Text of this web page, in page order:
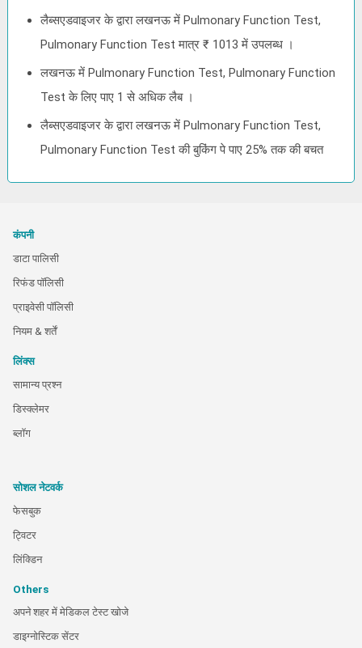
लैब्सएडवाइजर के द्वारा लखनऊ में Pulmonary Function Test,
Pulmonary Function Test मात्र ₹ 1013 में उपलब्ध ।
लखनऊ में Pulmonary Function Test, Pulmonary Function
Test के लिए पाए 1 से अधिक लैब ।
लैब्सएडवाइजर के द्वारा लखनऊ में Pulmonary Function Test,
Pulmonary Function Test की बुकिंग पे पाए 25% तक की बचत
कंपनी
डाटा पालिसी
रिफंड पॉलिसी
प्राइवेसी पॉलिसी
नियम & शर्तें
लिंक्स
सामान्य प्रश्न
डिस्क्लेमर
ब्लॉग
सोशल नेटवर्क
फेसबुक
ट्विटर
लिंक्डिन
Others
अपने शहर में मेडिकल टेस्ट खोजे
डाइग्नोस्टिक सेंटर